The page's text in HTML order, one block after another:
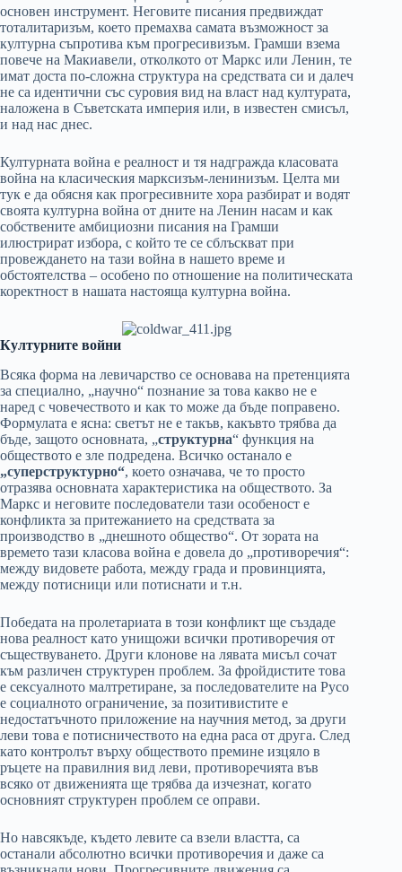
основен инструмент. Неговите писания предвиждат
тоталитаризъм, което премахва самата възможност за
културна съпротива към прогресивизъм. Грамши взема
повече на Макиавели, отколкото от Маркс или Ленин, те
имат доста по-сложна структура на средствата си и далеч
не са идентични със суровия вид на власт над културата,
наложена в Съветската империя или, в известен смисъл,
и над нас днес.
Културната война е реалност и тя надгражда класовата
война на класическия марксизъм-ленинизъм. Целта ми
тук е да обясня как прогресивните хора разбират и водят
своята културна война от дните на Ленин насам и как
собствените амбициозни писания на Грамши
илюстрират избора, с който те се сблъскват при
провеждането на тази война в нашето време и
обстоятелства – особено по отношение на политическата
коректност в нашата настояща културна война.
Културните войни
Всяка форма на левичарство се основава на претенцията
за специално, „научно“ познание за това какво не е
наред с човечеството и как то може да бъде поправено.
Формулата е ясна: светът не е такъв, какъвто трябва да
бъде, защото основната, „структурна“ функция на
обществото е зле подредена. Всичко останало е
„суперструктурно“, което означава, че то просто
отразява основната характеристика на обществото. За
Маркс и неговите последователи тази особеност е
конфликта за притежанието на средствата за
производство в „днешното общество“. От зората на
времето тази класова война е довела до „противоречия“:
между видовете работа, между града и провинцията,
между потисници или потиснати и т.н.
Победата на пролетариата в този конфликт ще създаде
нова реалност като унищожи всички противоречия от
съществуването. Други клонове на лявата мисъл сочат
към различен структурен проблем. За фройдистите това
е сексуалното малтретиране, за последователите на Русо
е социалното ограничение, за позитивистите е
недостатъчното приложение на научния метод, за други
леви това е потисничеството на една раса от друга. След
като контролът върху обществото премине изцяло в
ръцете на правилния вид леви, противоречията във
всяко от движенията ще трябва да изчезнат, когато
основният структурен проблем се оправи.
Но навсякъде, където левите са взели властта, са
останали абсолютно всички противоречия и даже са